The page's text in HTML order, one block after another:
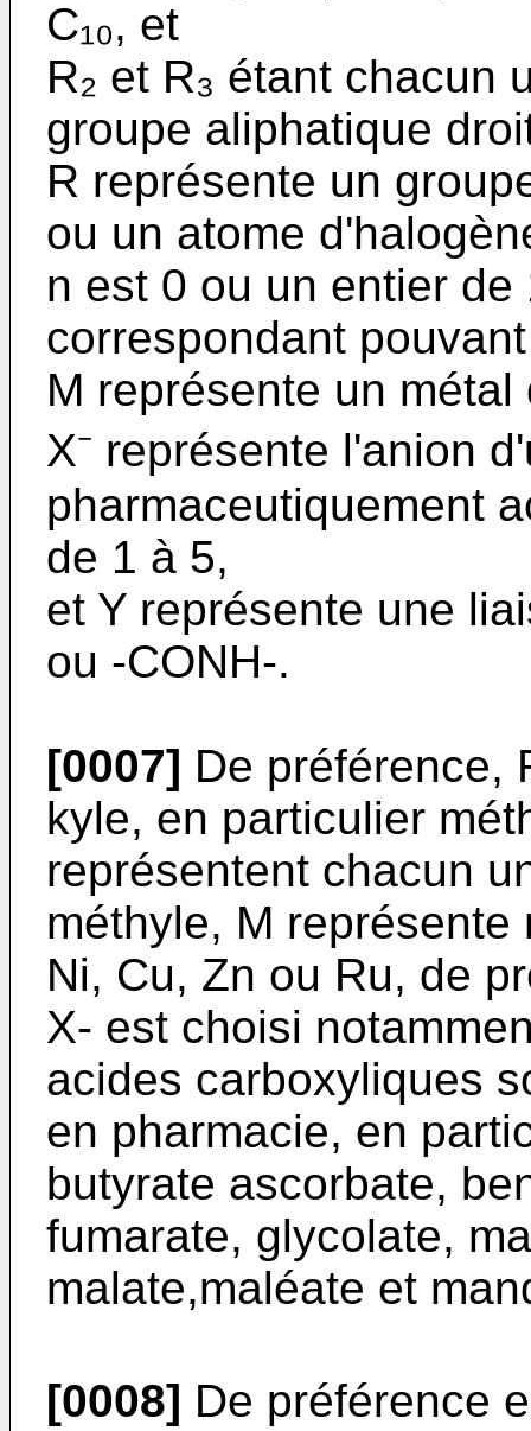
C₁₀, et
R₂ et R₃ étant chacun
grou­pe aliphatique
R représente un
ou un atome
n est 0 ou un entier
correspondant
M représente un
X⁻ représente l'anion
pharma­ceutiquement
de 1 à 5,
et Y représente une
ou -CONH-.
[0007] De préférence,
kyle, en particulier
représentent chacun
méthyle, M représente
Ni, Cu, Zn ou Ru, de
X- est choisi
acides carboxyliques
en pharma­cie, en
butyrate ascorbate,
fumarate, glycolate,
malate,maléate et
[0008] De préférence